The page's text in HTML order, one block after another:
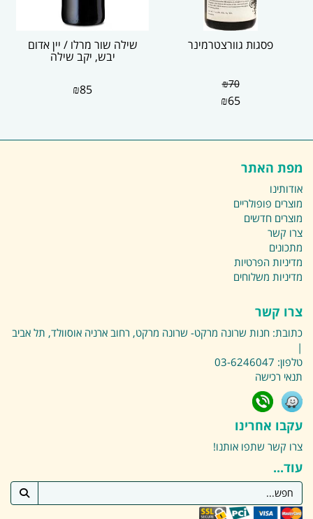
פסגות גוורצטרמינר
₪70
₪65
שילה שור מרלו / יין אדום
יבש, יקב שילה
₪85
מפת האתר
אודותינו
מוצרים פופולריים
מוצרים חדשים
צרו קשר
מתכונים
מדיניות הפרטיות
מדיניות משלוחים
צרו קשר
כתובת: חנות שרונה מרקט- שרונה מרקט, רחוב ארניה אוסוולד, תל אביב
|
טלפון: 03-6246047
תנאי רכישה
עקבו אחרינו
צרו קשר שתפו אותנו!
עוד...